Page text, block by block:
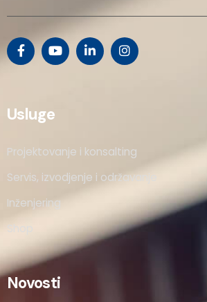
Usluge
Projektovanje i konsalting
Servis, izvodjenje i održavanje
Inženjering
Shop
Novosti